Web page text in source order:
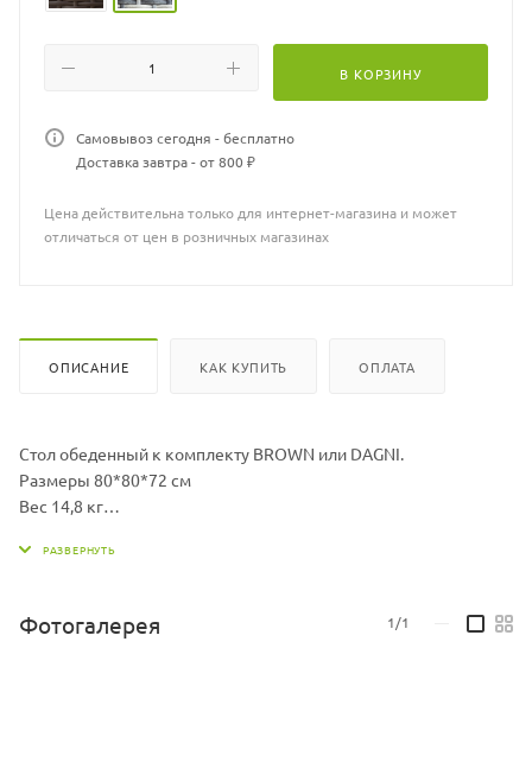
В КОРЗИНУ
Самовывоз сегодня - бесплатно
Доставка завтра - от 800 ₽
Цена действительна только для интернет-магазина и может
отличаться от цен в розничных магазинах
ОПИСАНИЕ КАК КУПИТЬ ОПЛАТА
Стол обеденный к комплекту BROWN или DAGNI.
Размеры 80*80*72 см
Вес 14,8 кг
методом.
Изделие не боится влаги, прямых солнечных лучей, мороза.
Температура эксплуатации от -16 до + 50. Легко моется. Не
Фотогалерея 1/1